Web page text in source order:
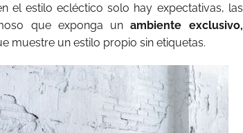
el estilo ecléctico solo hay expectativas, las
que exponga un ambiente exclusivo,
muestre un estilo propio sin etiquetas.